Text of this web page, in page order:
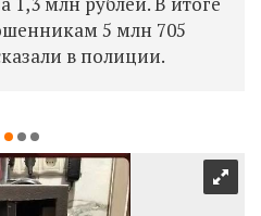
5 млн 705
в полиции.